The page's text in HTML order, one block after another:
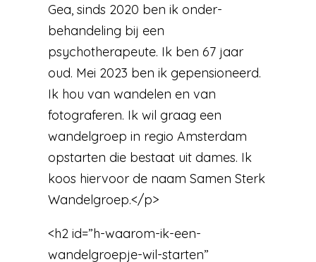
Gea, sinds 2020 ben ik onder-
behandeling bij een
psychotherapeute. Ik ben 67 jaar
oud. Mei 2023 ben ik gepensioneerd.
Ik hou van wandelen en van
fotograferen. Ik wil graag een
wandelgroep in regio Amsterdam
opstarten die bestaat uit dames. Ik
koos hiervoor de naam Samen Sterk
Wandelgroep.</p>
<h2 id=”h-waarom-ik-een-
wandelgroepje-wil-starten”